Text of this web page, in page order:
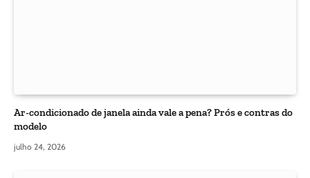
Ar-condicionado de janela ainda vale a pena? Prós e contras do
modelo
julho 24, 2026